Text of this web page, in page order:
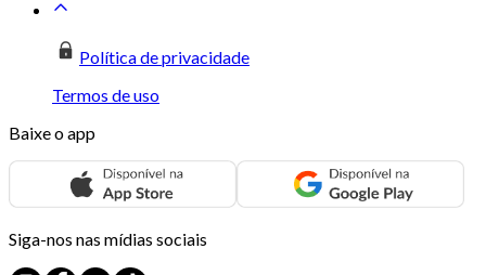
Política de privacidade
Termos de uso
Baixe o app
Siga-nos nas mídias sociais